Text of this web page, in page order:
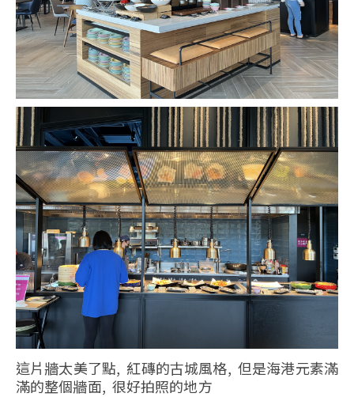
這片牆太美了點, 紅磚的古城風格, 但是海港元素滿
滿的整個牆面, 很好拍照的地方